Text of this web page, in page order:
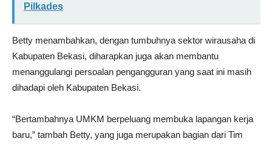
Pilkades
Betty menambahkan, dengan tumbuhnya sektor wirausaha di
Kabupaten Bekasi, diharapkan juga akan membantu
menanggulangi persoalan pengangguran yang saat ini masih
dihadapi oleh Kabupaten Bekasi.
“Bertambahnya UMKM berpeluang membuka lapangan kerja
baru,” tambah Betty, yang juga merupakan bagian dari Tim